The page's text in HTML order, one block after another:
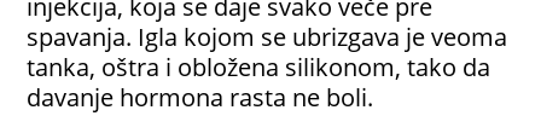
spavanja. Igla kojom se ubrizgava je veoma
tanka, oštra i obložena silikonom, tako da
davanje hormona rasta ne boli.